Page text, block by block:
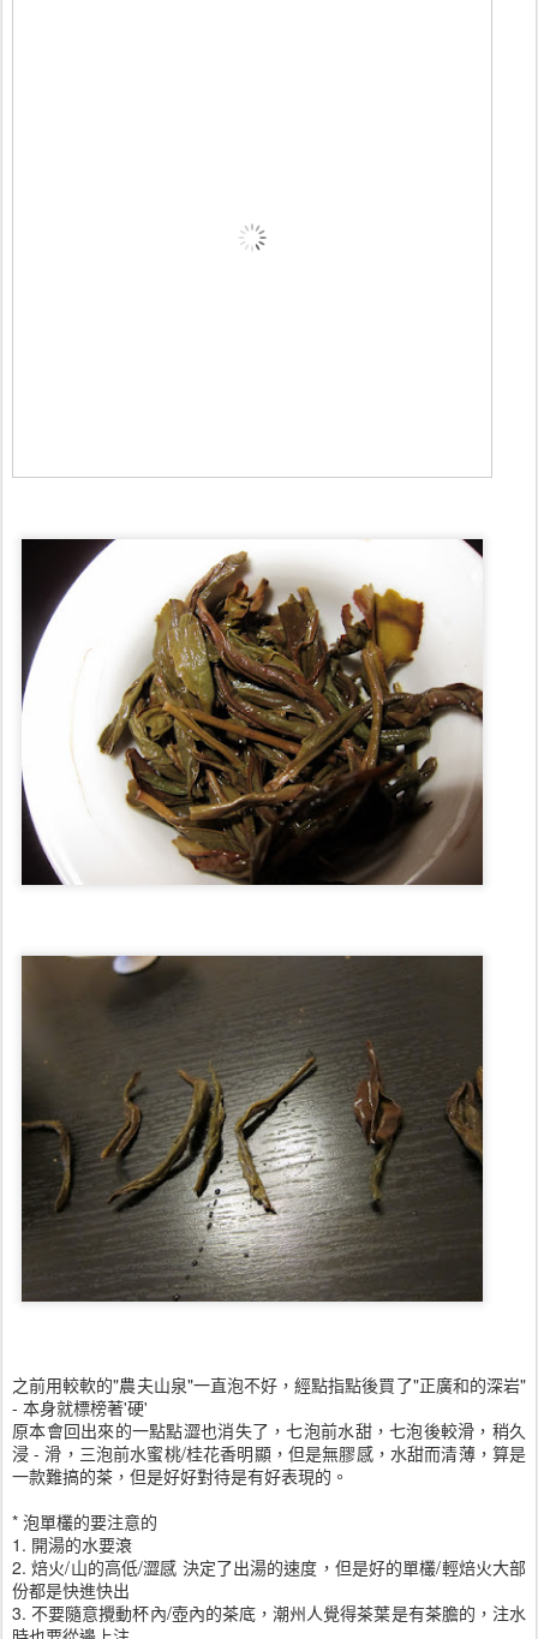
之前用較軟的"農夫山泉"一直泡不好，經點指點後買了"正廣和的深岩"
- 本身就標榜著'硬'
原本會回出來的一點點澀也消失了，七泡前水甜，七泡後較滑，稍久
浸 - 滑，三泡前水蜜桃/桂花香明顯，但是無膠感，水甜而清薄，算是
一款難搞的茶，但是好好對待是有好表現的。
* 泡單欉的要注意的
1. 開湯的水要滖
2. 焙火/山的高低/澀感 決定了出湯的速度，但是好的單欉/輕焙火大部
份都是快進快出
3. 不要隨意攪動杯內/壺內的茶底，潮州人覺得茶葉是有茶膽的，注水